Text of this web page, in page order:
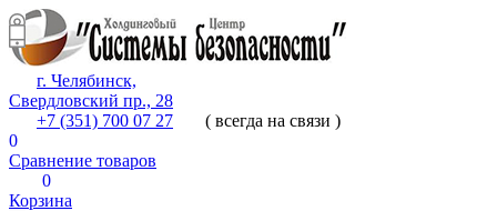
г. Челябинск,
Свердловский пр., 28
+7 (351) 700 07 27
( всегда на связи )
0
Сравнение товаров
0
Корзина